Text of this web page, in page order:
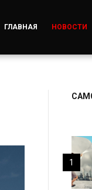
ГЛАВНАЯ НОВОСТИ
1